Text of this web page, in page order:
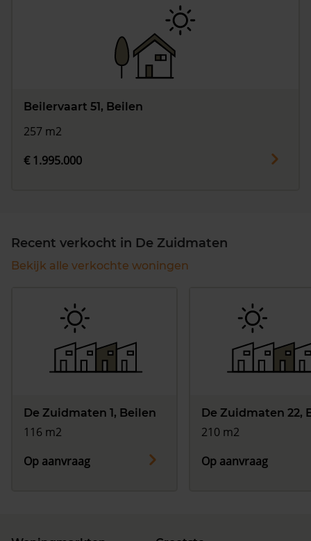
Beilervaart 51, Beilen
257 m2
€ 1.995.000
Recent verkocht in De Zuidmaten
Bekijk alle verkochte woningen
De Zuidmaten 1, Beilen
116 m2
Op aanvraag
De Zuidmaten 22,
210 m2
Op aanvraag